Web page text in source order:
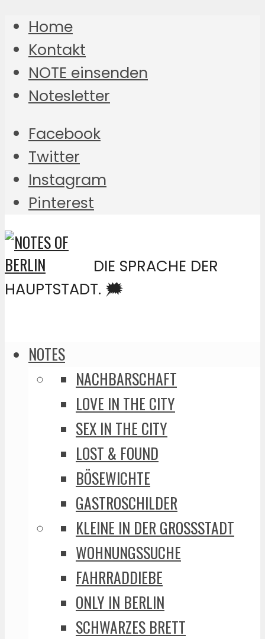
Home
Kontakt
NOTE einsenden
Notesletter
Facebook
Twitter
Instagram
Pinterest
DIE SPRACHE DER
HAUPTSTADT. 🗯️
NOTES
NACHBARSCHAFT
LOVE IN THE CITY
SEX IN THE CITY
LOST & FOUND
BÖSEWICHTE
GASTROSCHILDER
KLEINE IN DER GROSSSTADT
WOHNUNGSSUCHE
FAHRRADDIEBE
ONLY IN BERLIN
SCHWARZES BRETT